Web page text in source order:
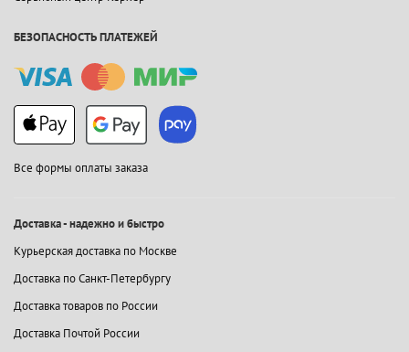
БЕЗОПАСНОСТЬ ПЛАТЕЖЕЙ
Все формы оплаты заказа
Доставка - надежно и быстро
Курьерская доставка по Москве
Доставка по Санкт-Петербургу
Доставка товаров по России
Доставка Почтой России